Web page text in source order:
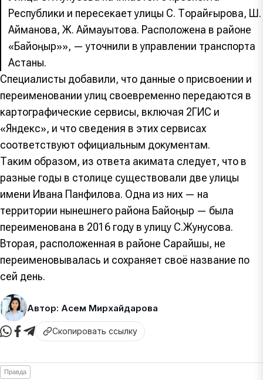
Республики и пересекает улицы С. Торайғырова, Ш.
Айманова, Ж. Аймауытова. Расположена в районе
«Байқоңыр»», — уточнили в управлении транспорта
Астаны.
Специалисты добавили, что данные о присвоении и
переименовании улиц своевременно передаются в
картографические сервисы, включая 2ГИС и
«Яндекс», и что сведения в этих сервисах
соответствуют официальным документам.
Таким образом, из ответа акимата следует, что в
разные годы в столице существовали две улицы
имени Ивана Панфилова. Одна из них — на
территории нынешнего района Байқоңыр — была
переименована в 2016 году в улицу С.Жунусова.
Вторая, расположенная в районе Сарайшық, не
переименовывалась и сохраняет своё название по
сей день.
Автор: Асем Мирхайдарова
Скопировать ссылку
Правда